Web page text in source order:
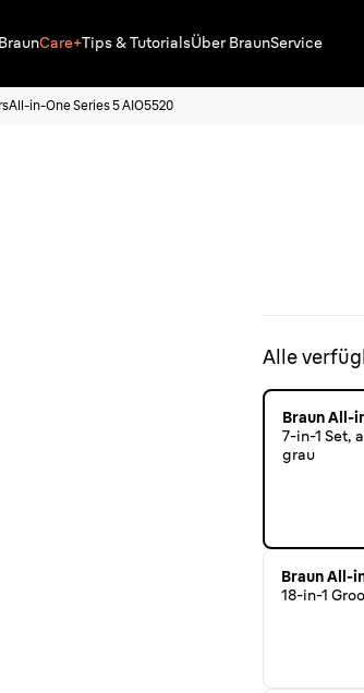
BraunCare+Tips & TutorialsÜber BraunService
All-in-One Series 5 AIO5520
Alle
Braun All-
7-in-1 Set,
grau
Braun All-
18-in-1